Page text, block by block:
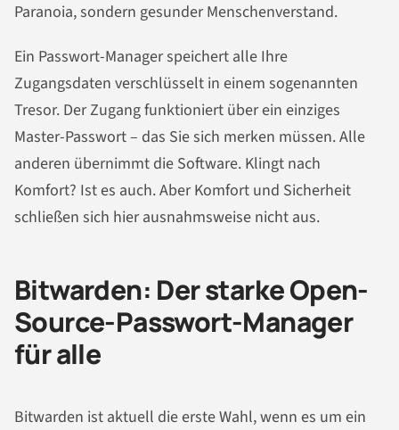
Paranoia, sondern gesunder Menschenverstand.
Ein Passwort-Manager speichert alle Ihre
Zugangsdaten verschlüsselt in einem sogenannten
Tresor. Der Zugang funktioniert über ein einziges
Master-Passwort – das Sie sich merken müssen. Alle
anderen übernimmt die Software. Klingt nach
Komfort? Ist es auch. Aber Komfort und Sicherheit
schließen sich hier ausnahmsweise nicht aus.
Bitwarden: Der starke Open-
Source-Passwort-Manager
für alle
Bitwarden ist aktuell die erste Wahl, wenn es um ein